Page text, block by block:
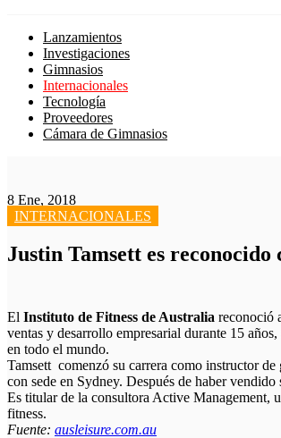
Lanzamientos
Investigaciones
Gimnasios
Internacionales
Tecnología
Proveedores
Cámara de Gimnasios
8 Ene, 2018
INTERNACIONALES
Justin Tamsett es
El Instituto de Fitness de Australia reconoció
ventas y desarrollo empresarial durante 15
en todo el mundo.
Tamsett comenzó su carrera como instructor
con sede en Sydney. Después de haber
Es titular de la consultora Active Management,
fitness.
Fuente: ausleisure.com.au